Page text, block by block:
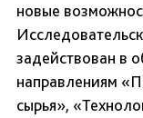
новые
задействован в
направлениям
сырья»,